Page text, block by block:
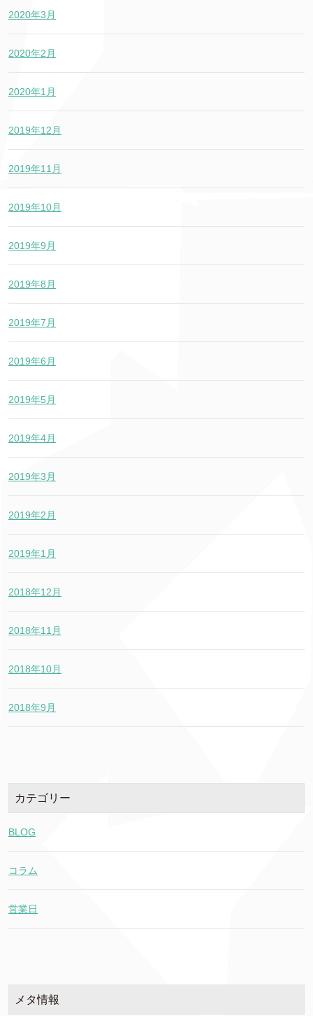
2020年3月
2020年2月
2020年1月
2019年12月
2019年11月
2019年10月
2019年9月
2019年8月
2019年7月
2019年6月
2019年5月
2019年4月
2019年3月
2019年2月
2019年1月
2018年12月
2018年11月
2018年10月
2018年9月
カテゴリー
BLOG
コラム
営業日
メタ情報